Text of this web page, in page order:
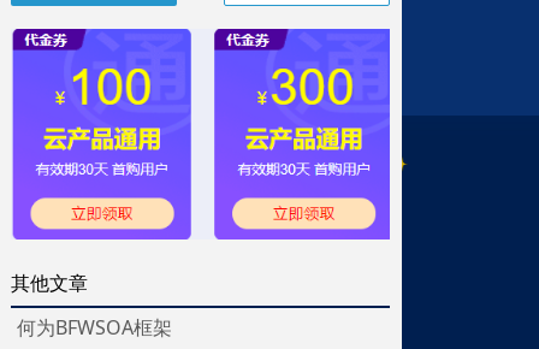
其他文章
何为BFWSOA框架